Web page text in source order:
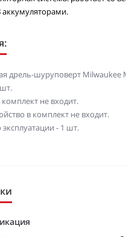
аккумуляторами.
дрель-шуруповерт Milwaukee
не входит.
в комплект не входит.
- 1 шт.